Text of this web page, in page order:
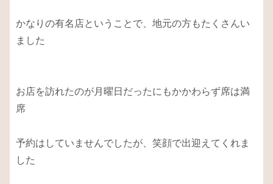
かなりの有名店ということで、地元の方もたくさんい
ました
お店を訪れたのが月曜日だったにもかかわらず席は満
席
予約はしていませんでしたが、笑顔で出迎えてくれま
した